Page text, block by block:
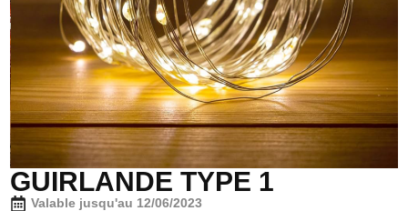
GUIRLANDE TYPE 1
Valable jusqu'au 12/06/2023